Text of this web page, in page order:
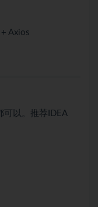
Axios
可以。推荐IDEA